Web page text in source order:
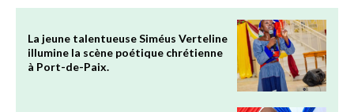
La jeune talentueuse Siméus Verteline
illumine la scène poétique chrétienne
à Port-de-Paix.